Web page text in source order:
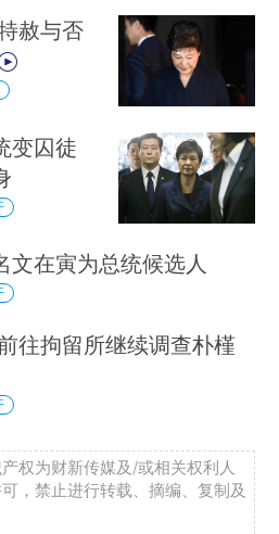
赦与否
变囚徒
文在寅为总统候选人
往拘留所继续调查朴槿
权为财新传媒及/或相关权利人
，禁止进行转载、摘编、复制及